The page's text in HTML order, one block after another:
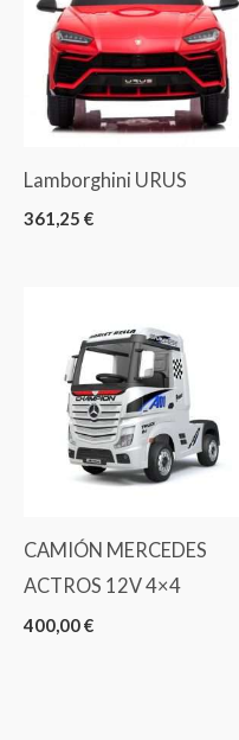
Lamborghini URUS
361,25 €
CAMIÓN MERCEDES
ACTROS 12V 4×4
400,00€